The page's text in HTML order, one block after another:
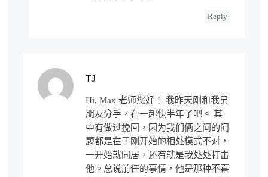
Reply
TJ
Hi, Max 老师您好！ 我昨天刚和我男
朋友分手，在一起快半年了吧。 其
中有做过挽回，因为我们俩之间的问
题都是在于刚开始的相处模式不对，
一开始就同居，还有就是我处处打击
他。总说前任的事情，他是那种不喜